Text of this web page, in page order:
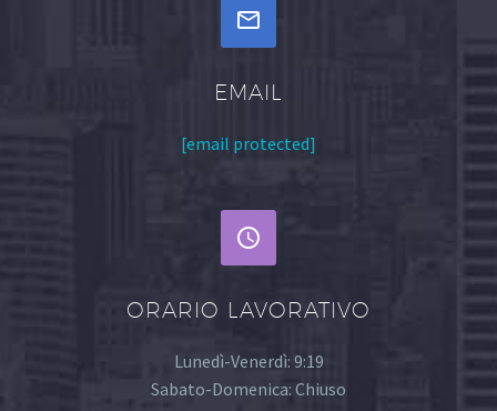


EMAIL
[email protected]


ORARIO LAVORATIVO
Lunedì-Venerdì: 9:19
Sabato-Domenica: Chiuso